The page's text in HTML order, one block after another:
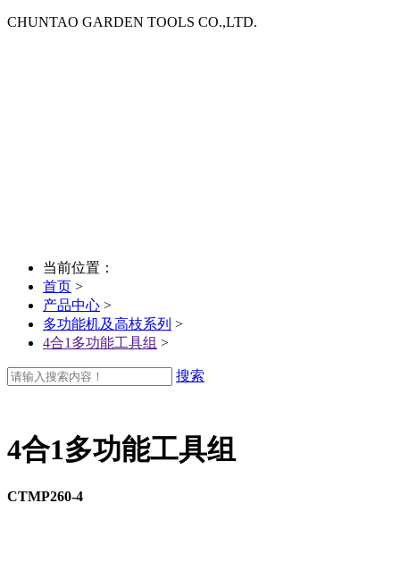
CHUNTAO GARDEN TOOLS CO.,LTD.
当前位置：
首页 >
产品中心 >
多功能机及高枝系列 >
4合1多功能工具组 >
搜索
4合1多功能工具组
CTMP260-4